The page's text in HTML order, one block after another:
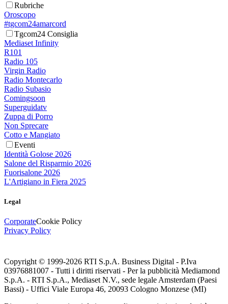
Rubriche
Oroscopo
#tgcom24amarcord
Tgcom24 Consiglia
Mediaset Infinity
R101
Radio 105
Virgin Radio
Radio Montecarlo
Radio Subasio
Comingsoon
Superguidatv
Zuppa di Porro
Non Sprecare
Cotto e Mangiato
Eventi
Identità Golose 2026
Salone del Risparmio 2026
Fuorisalone 2026
L'Artigiano in Fiera 2025
Legal
CorporateCookie Policy
Privacy Policy
Copyright © 1999-2026 RTI S.p.A. Business Digital - P.Iva
03976881007 - Tutti i diritti riservati - Per la pubblicità Mediamond
S.p.A. - RTI S.p.A., Mediaset N.V., sede legale Amsterdam (Paesi
Bassi) - Uffici Viale Europa 46, 20093 Cologno Monzese (MI)